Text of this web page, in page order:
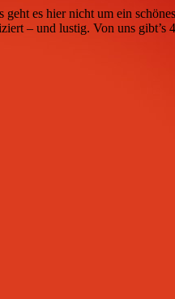
es hier nicht um ein
– und lustig. Von uns gibt’s